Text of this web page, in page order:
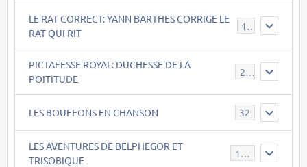
LE RAT CORRECT: YANN BARTHES CORRIGE LE
RAT QUI RIT
15
PICTAFESSE ROYAL: DUCHESSE DE LA
POITITUDE
23
LES BOUFFONS EN CHANSON 32
LES AVENTURES DE BELPHEGOR ET
TRISOBIQUE
147